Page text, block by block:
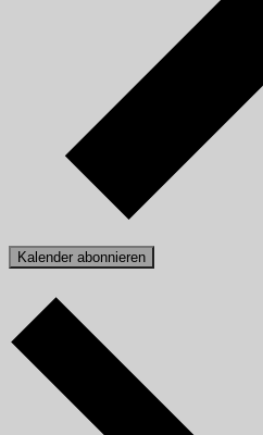
Kalender abonnieren